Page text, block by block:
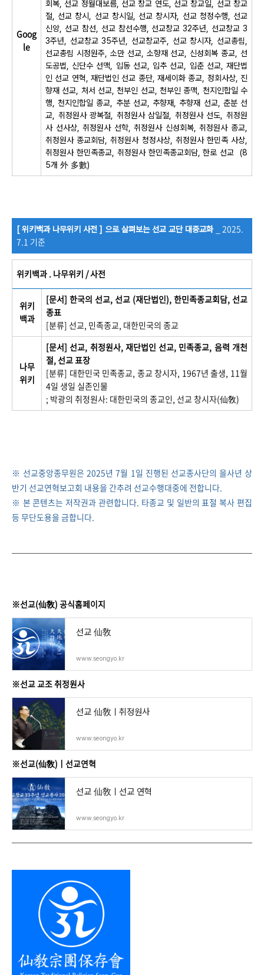
Goog
le
회복, 선교 정월대보름, 선교 창교 연도, 선교 창교일, 선교 창교
절, 선교 창시, 선교 창시일, 선교 창시자, 선교 청정수행, 선교
신앙, 선교 참선, 선교 참선수행, 선교창교 32주년, 선교창교 3
3주년, 선교창교 35주년, 선교창교주, 선교 창시자, 선교총림,
선교총림 시정원주, 소만 선교, 소향재 선교, 신성회복 종교, 선
도공법, 신단수 선맥, 입동 선교, 입추 선교, 입춘 선교, 재단법
인 선교 연혁, 재단법인 선교 종단, 재세이화 종교, 정회사상, 진
향재 선교, 처서 선교, 천부인 선교, 천부인 종맥, 천지인합일 수
행, 천지인합일 종교, 추분 선교, 추향재, 추향재 선교, 춘분 선
교, 취정원사 광복절, 취정원사 삼일절, 취정원사 선도, 취정원
사 선사상, 취정원사 선학, 취정원사 신성회복, 취정원사 종교,
취정원사 종교회담, 취정원사 청정사상, 취정원사 한민족 사상,
취정원사 한민족종교, 취정원사 한민족종교회담, 한로 선교 (8
5개 外 多數)
[ 위키백과 나무위키 사전 ] 으로 살펴보는 선교 교단 대중교화
_ 2025.
7.1 기준
위키백과 . 나무위키 / 사전
위키
백과
[문서] 한국의 선교, 선교 (재단법인), 한민족종교회담, 선교
종표
[분류] 선교, 민족종교, 대한민국의 종교
나무
위키
[문서] 선교, 취정원사, 재단법인 선교, 민족종교, 음력 개천
절, 선교 표장
[분류] 대한민국 민족종교, 종교 창시자, 1967년 출생, 11월
4일 생일 실존인물
; 박광의 취정원사: 대한민국의 종교인, 선교 창시자(仙敎)
※ 선교중앙종무원은 2025년 7월 1일 진행된 선교종사단의 을사년 상
반기 선교연혁보고회 내용을 간추려 선교수행대중에 전합니다.
※ 본 콘텐츠는 저작권과 관련합니다. 타종교 및 일반의 표절 복사 편집
등 무단도용을 금합니다.
※선교(仙敎) 공식홈페이지
선교 仙敎
www.seongyo.kr
※선교 교조 취정원사
선교 仙敎ㅣ취정원사
www.seongyo.kr
※선교(仙敎)ㅣ선교연혁
선교 仙敎ㅣ선교 연혁
www.seongyo.kr